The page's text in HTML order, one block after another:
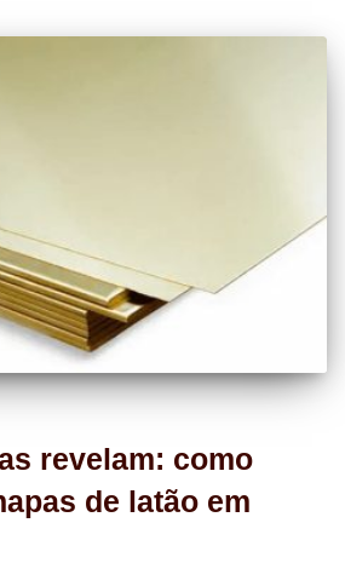
revelam: como
de latão em